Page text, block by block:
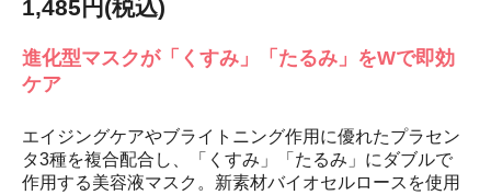
1,485円(税込)
進化型マスクが「くすみ」「たるみ」をWで即効
ケア
エイジングケアやブライトニング作用に優れたプラセン
タ3種を複合配合し、「くすみ」「たるみ」にダブルで
作用する美容液マスク。新素材バイオセルロースを使用